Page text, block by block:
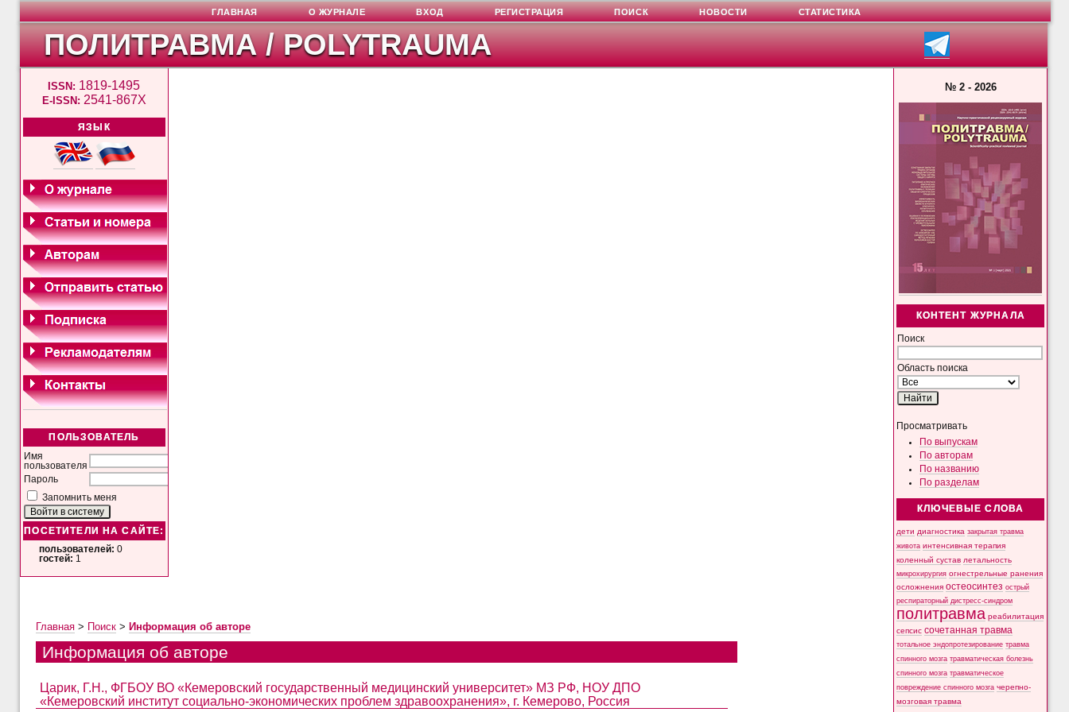
ПОЛИТРАВМА / POLYTRAUMA
ISSN: 1819-1495
E-ISSN: 2541-867X
ЯЗЫК
ПОЛЬЗОВАТЕЛЬ
Имя
пользователя
Пароль
Запомнить меня
ПОСЕТИТЕЛИ НА САЙТЕ:
пользователей: 0
гостей: 1
№ 2 - 2026
КОНТЕНТ ЖУРНАЛА
Поиск
Область поиска
Просматривать
По выпускам
По авторам
По названию
По разделам
КЛЮЧЕВЫЕ СЛОВА
дети диагностика закрытая травма
живота интенсивная терапия
коленный сустав летальность
микрохирургия огнестрельные ранения
осложнения остеосинтез острый
респираторный дистресс-синдром
политравма реабилитация
сепсис сочетанная травма
тотальное эндопротезирование травма
спинного мозга травматическая болезнь
спинного мозга травматическое
повреждение спинного мозга черепно-
мозговая травма
ГЛАВНАЯ О ЖУРНАЛЕ ВХОД РЕГИСТРАЦИЯ ПОИСК НОВОСТИ СТАТИСТИКА
Главная> Поиск> Информация об авторе
Информация об авторе
Царик, Г.Н., ФГБОУ ВО «Кемеровский государственный медицинский университет» МЗ РФ, НОУ ДПО
«Кемеровский институт социально-экономических проблем здравоохранения», г. Кемерово, Россия